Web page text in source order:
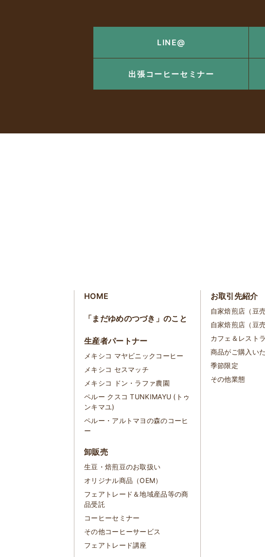
LINE@
出張コーヒーセミナー
HOME
「まだゆめのつづき」のこと
生産者パートナー
メキシコ マヤビニックコーヒー
メキシコ セスマッチ
メキシコ ドン・ラファ農園
ペルー クスコ TUNKIMAYU (トゥ
ンキマユ)
ペルー・アルトマヨの森のコーヒ
ー
卸販売
生豆・焙煎豆のお取扱い
オリジナル商品（OEM）
フェアトレード＆地域産品等の商
品受託
コーヒーセミナー
その他コーヒーサービス
フェアトレード講座
お取引先紹介
自家焙煎店（豆
自家焙煎店（豆
カフェ＆レスト
商品がご購入い
季節限定
その他業態